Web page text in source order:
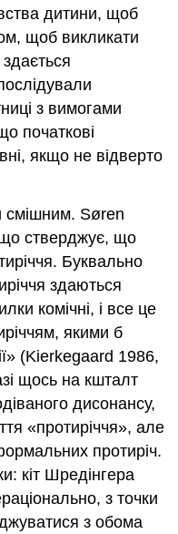
дитини, щоб
щоб викликати
з вимогами
початкові
якщо не відверто
смішним. Søren
стверджує, що
Буквально
здаються
комічні, і все це
якими б
(Kierkegaard 1986,
щось на кшталт
дисонансу,
«протиріччя», але
протиріч.
кіт Шредінгера
з точки
з обома